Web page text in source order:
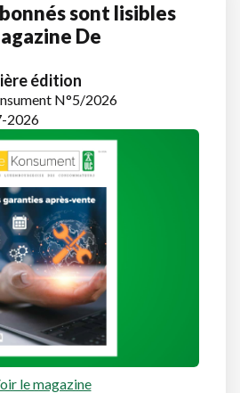
sont lisibles
De
édition
N°5/2026
2026
le magazine